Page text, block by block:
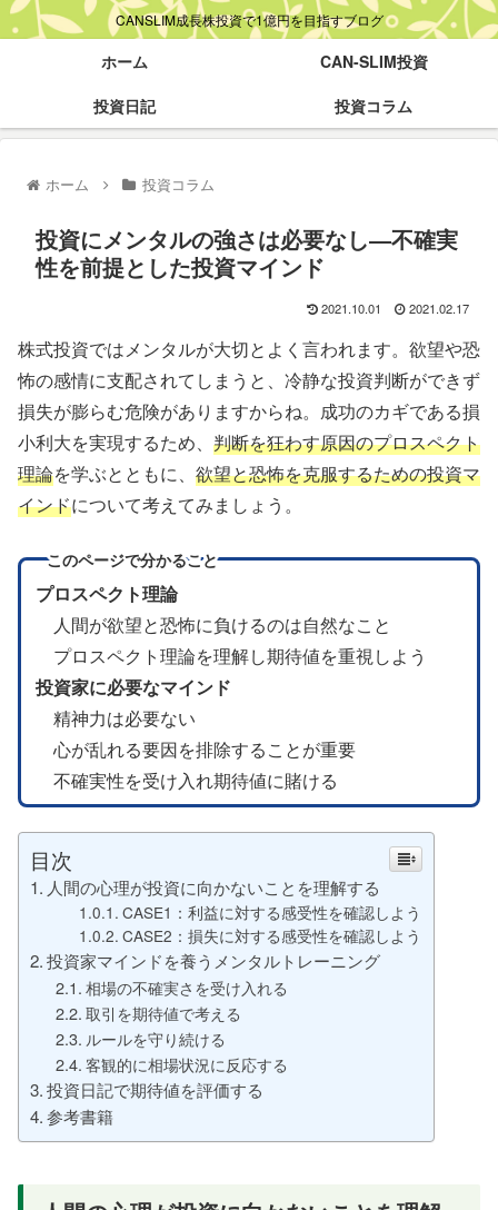
CANSLIM成長株投資で1億円を目指すブログ
ホーム
CAN-SLIM投資
投資日記
投資コラム
ホーム 投資コラム
投資にメンタルの強さは必要なし―不確実
性を前提とした投資マインド
2021.10.01 2021.02.17
株式投資ではメンタルが大切とよく言われます。欲望や恐
怖の感情に支配されてしまうと、冷静な投資判断ができず
損失が膨らむ危険がありますからね。成功のカギである損
小利大を実現するため、 判断を狂わす原因のプロスペクト
理論を学ぶとともに、 欲望と恐怖を克服するための投資マ
インドについて考えてみましょう。
このページで分かること
プロスペクト理論
人間が欲望と恐怖に負けるのは自然なこと
プロスペクト理論を理解し期待値を重視しよう
投資家に必要なマインド
精神力は必要ない
心が乱れる要因を排除することが重要
不確実性を受け入れ期待値に賭ける
目次
人間の心理が投資に向かないことを理解する
CASE1：利益に対する感受性を確認しよう
CASE2：損失に対する感受性を確認しよう
投資家マインドを養うメンタルトレーニング
相場の不確実さを受け入れる
取引を期待値で考える
ルールを守り続ける
客観的に相場状況に反応する
投資日記で期待値を評価する
参考書籍